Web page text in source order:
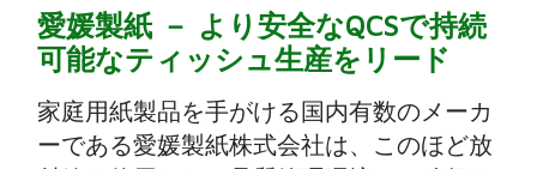
愛媛製紙 － より安全なQCSで持続
可能なティッシュ生産をリード
家庭用紙製品を手がける国内有数のメーカ
ーである愛媛製紙株式会社は、このほど放